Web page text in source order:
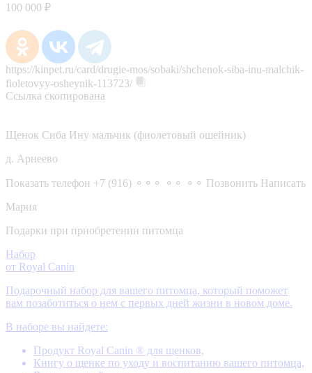
100 000 ₽
https://kinpet.ru/card/drugie-mos/sobaki/shchenok-siba-inu-malchik-
fioletovyy-osheynik-113723/
Ссылка скопирована
Щенок Сиба Ину мальчик (фиолетовый ошейник)
д. Арнеево
Показать телефон +7 (916) ⚬⚬⚬ ⚬⚬ ⚬⚬ Позвонить Написать
Мария
Подарки при приобретении питомца
Набор
от Royal Canin
Подарочный набор для вашего питомца, который поможет
вам позаботиться о нем с первых дней жизни в новом доме.
В наборе вы найдете:
Продукт Royal Canin ® для щенков,
Книгу о щенке по уходу и воспитанию вашего питомца,